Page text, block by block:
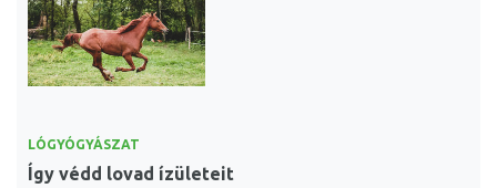
LÓGYÓGYÁSZAT
Így védd lovad ízületeit